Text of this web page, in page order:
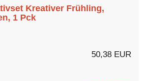
Kreativer Frühling,
1 Pck
50,38 EUR